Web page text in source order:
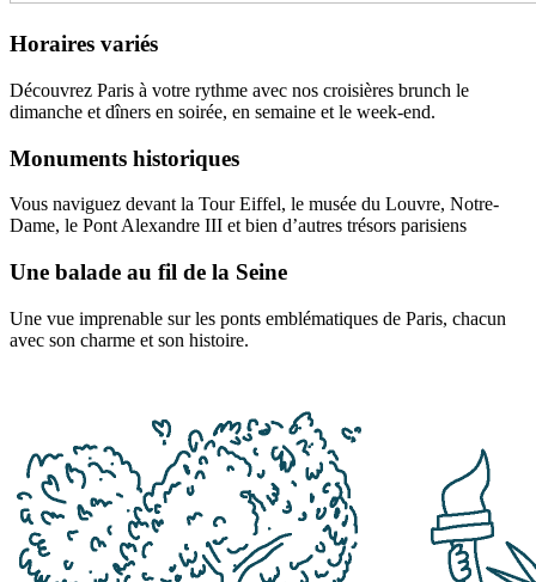
Horaires variés
Découvrez Paris à votre rythme avec nos croisières brunch le
dimanche et dîners en soirée, en semaine et le week-end.
Monuments historiques
Vous naviguez devant la Tour Eiffel, le musée du Louvre, Notre-
Dame, le Pont Alexandre III et bien d’autres trésors parisiens
Une balade au fil de la Seine
Une vue imprenable sur les ponts emblématiques de Paris, chacun
avec son charme et son histoire.